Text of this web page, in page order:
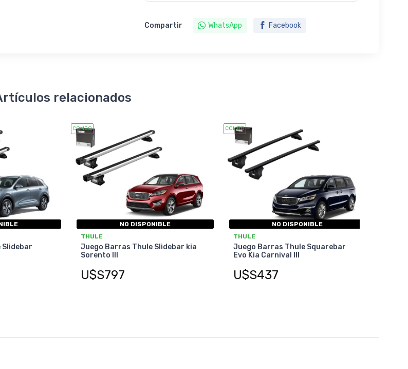
Compartir WhatsApp Facebook
relacionados
COMBO
NO DISPONIBLE
THULE
Juego Barras Thule Slidebar kia
Sorento III
U$S797
COMBO
NO DISPONIBLE
THULE
Juego Barras Thule Squarebar
Evo Kia Carnival III
U$S437